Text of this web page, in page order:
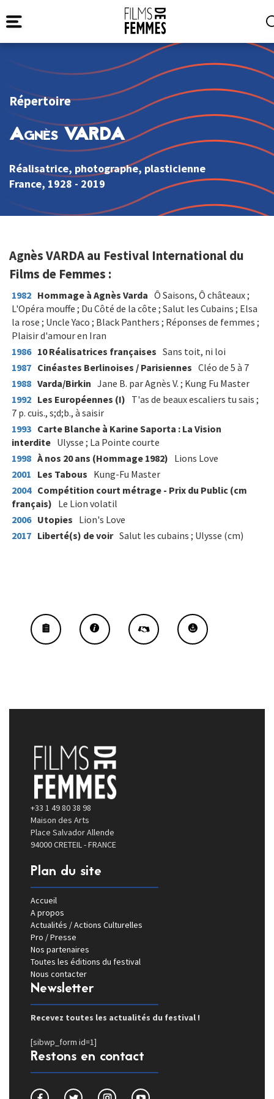
Répertoire
Agnès VARDA
Réalisatrice, photographe, plasticienne
France, 1928 - 2019
Agnès VARDA au Festival International du
Films de Femmes :
1982 Hommage à Agnès Varda Ô Saisons, Ô châteaux ;
L'Opéra mouffe ; Du Côté de la côte ; Salut les Cubains ; Elsa
la rose ; Uncle Yaco ; Black Panthers ; Réponses de femmes ;
Plaisir d'amour en Iran
1986 10 Réalisatrices françaises Sans toit, ni loi
1987 Cinéastes Berlinoises / Parisiennes Cléo de 5 à 7
1988 Varda/Birkin Jane B. par Agnès V. ; Kung Fu Master
1992 Les Européennes (I) T'as de beaux escaliers tu sais ;
7 p. cuis., s;d;b., à saisir
1993 Carte Blanche à Karine Saporta : La Vision
interdite Ulysse ; La Pointe courte
1998 À nos 20 ans (Hommage 1982) Lions Love
2001 Les Tabous Kung-Fu Master
2004 Compétition court métrage - Prix du Public (cm
français) Le Lion volatil
2006 Utopies Lion's Love
2017 Liberté(s) de voir Salut les cubains ; Ulysse (cm)
+33 1 49 80 38 98
Maison des Arts
Place Salvador Allende
94000 CRETEIL - FRANCE
Plan du site
Accueil
A propos
Actualités / Actions Culturelles
Pro / Presse
Nos partenaires
Toutes les éditions du festival
Nous contacter
Newsletter
Recevez toutes les actualités du festival !
[sibwp_form id=1]
Restons en contact